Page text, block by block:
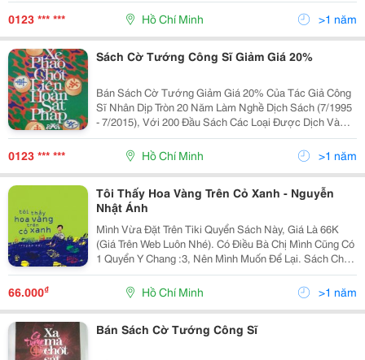
Đọc Mua Sách Cờ Tướng Và Những Sách Khác Do
Công Sĩ Bi
0123 *** *** Hồ Chí Minh >1 năm
Sách Cờ Tướng Công Sĩ Giảm Giá 20%
Bán Sách Cờ Tướng Giảm Giá 20% Của Tác Giả Công
Sĩ Nhân Dịp Tròn 20 Năm Làm Nghề Dịch Sách (7/1995
- 7/2015), Với 200 Đầu Sách Các Loại Được Dịch Và
Xuất Bản, Đợt Này Bán Giảm Giá 20% Cho Các Bạn
Đọc Mua Sách Cờ Tướng Và Những Sách Khác Do
Công Sĩ Bi
0123 *** *** Hồ Chí Minh >1 năm
Tôi Thấy Hoa Vàng Trên Cỏ Xanh - Nguyễn
Nhật Ánh
Mình Vừa Đặt Trên Tiki Quyển Sách Này, Giá Là 66K
(Giá Trên Web Luôn Nhé). Có Điều Bà Chị Mình Cũng Có
1 Quyển Y Chang :3, Nên Mình Muốn Để Lại. Sách Chưa
Bóc Bao Kiếng Bên Ngoài, Nói Chung Vừa Mua Về Thì
Được Bà Chị Cho 1 Q. Bạn Nào Ở Sài Gòn Có Nhu
66.000₫ Hồ Chí Minh >1 năm
Bán Sách Cờ Tướng Công Sĩ